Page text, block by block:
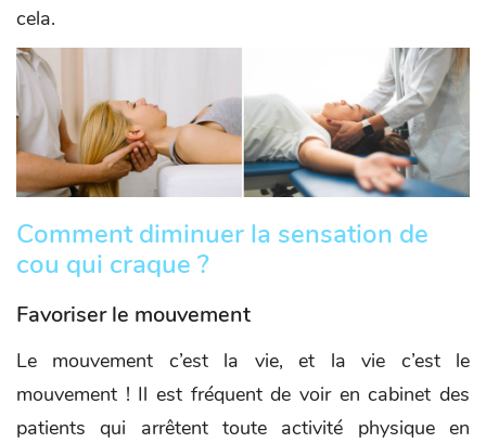
cela.
Comment diminuer la sensation de
cou qui craque ?
Favoriser le mouvement
Le mouvement c’est la vie, et la vie c’est le
mouvement ! Il est fréquent de voir en cabinet des
patients qui arrêtent toute activité physique en